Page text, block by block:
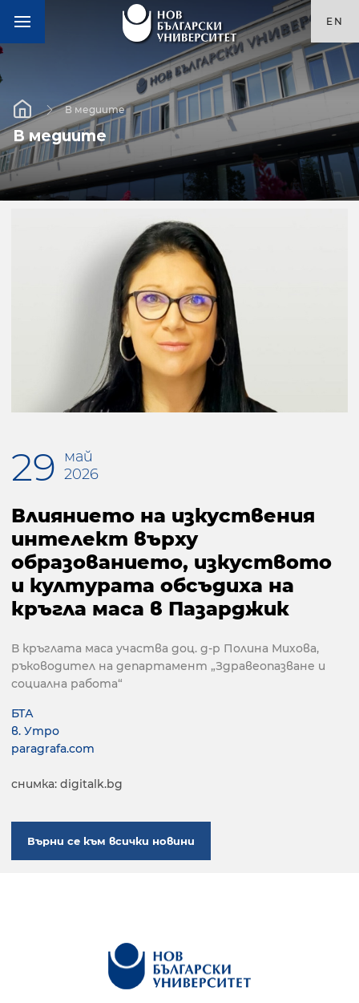
EN
В медиите
В медиите
29
май
2026
Влиянието на изкуствения
интелект върху
образованието, изкуството
и културата обсъдиха на
кръгла маса в Пазарджик
В кръглата маса участва доц. д-р Полина Михова,
ръководител на департамент „Здравеопазване и
социална работа“
БТА
в. Утро
paragrafa.com
снимка: digitalk.bg
Върни се към всички новини